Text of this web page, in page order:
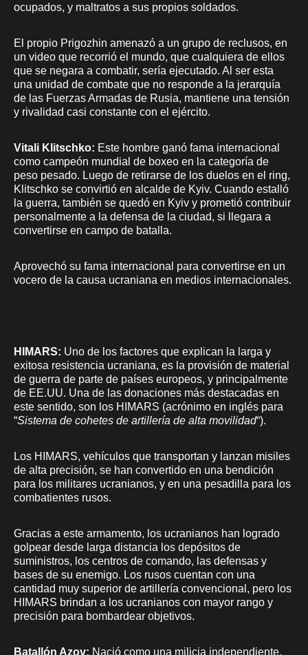
ocupados, y maltratos a sus propios soldados.
El propio Prigozhin amenazó a un grupo de reclusos, en
un video que recorrió el mundo, que cualquiera de ellos
que se negara a combatir, sería ejecutado. Al ser esta
una unidad de combate que no responde a la jerarquía
de las Fuerzas Armadas de Rusia, mantiene una tensión
y rivalidad casi constante con el ejército.
Vitali Klitschko: Este hombre ganó fama internacional
como campeón mundial de boxeo en la categoría de
peso pesado. Luego de retirarse de los duelos en el ring,
Klitschko se convirtió en alcalde de Kyiv. Cuando estalló
la guerra, también se quedó en Kyiv y prometió contribuir
personalmente a la defensa de la ciudad, si llegara a
convertirse en campo de batalla.
Aprovechó su fama internacional para convertirse en un
vocero de la causa ucraniana en medios internacionales.
HIMARS: Uno de los factores que explican la larga y
exitosa resistencia ucraniana, es la provisión de material
de guerra de parte de países europeos, y principalmente
de EE.UU. Una de las donaciones más destacadas en
este sentido, son los HIMARS (acrónimo en inglés para
“Sistema de cohetes de artillería de alta movilidad“).
Los HIMARS, vehículos que transportan y lanzan misiles
de alta precisión, se han convertido en una bendición
para los militares ucranianos, y en una pesadilla para los
combatientes rusos.
Gracias a este armamento, los ucranianos han logrado
golpear desde larga distancia los depósitos de
suministros, los centros de comando, las defensas y
bases de su enemigo. Los rusos cuentan con una
cantidad muy superior de artillería convencional, pero los
HIMARS brindan a los ucranianos con mayor rango y
precisión para bombardear objetivos.
Batallón Azov: Nació como una milicia independiente,